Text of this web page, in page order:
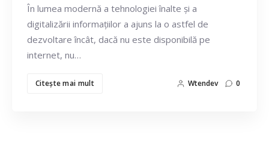
În lumea modernă a tehnologiei înalte și a
digitalizării informațiilor a ajuns la o astfel de
dezvoltare încât, dacă nu este disponibilă pe
internet, nu…
Citeşte mai mult Wtendev 0